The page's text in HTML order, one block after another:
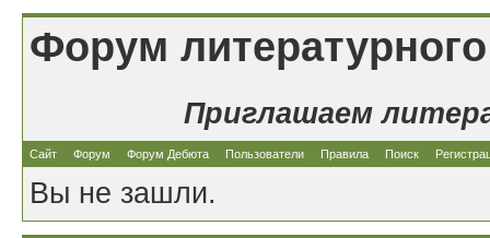
Форум
Приглашаем
Сайт Форум Форум Дебюта Пользователи Правила Поиск
Вы не зашли.